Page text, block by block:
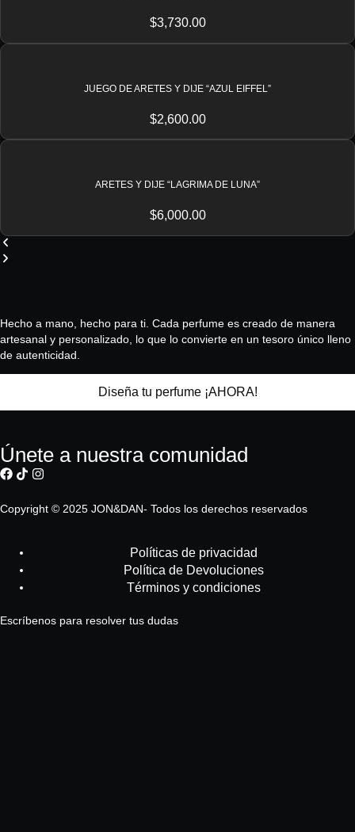
$3,730.00
JUEGO DE ARETES Y DIJE “AZUL EIFFEL”
$2,600.00
ARETES Y DIJE “LAGRIMA DE LUNA”
$6,000.00
Hecho a mano, hecho para ti. Cada perfume es creado de manera
artesanal y personalizado, lo que lo convierte en un tesoro único lleno
de autenticidad.
Diseña tu perfume ¡AHORA!
Únete a nuestra comunidad
Copyright © 2025 JON&DAN- Todos los derechos reservados
Políticas de privacidad
Política de Devoluciones
Términos y condiciones
Escríbenos para resolver tus dudas